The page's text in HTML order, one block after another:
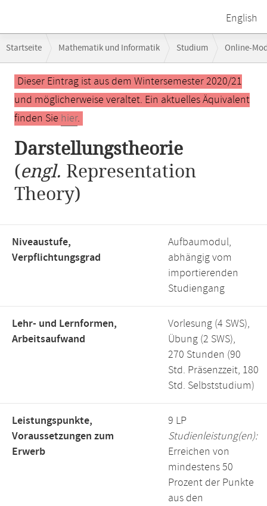
English
Navigation
Startseite Mathematik und Informatik Studium Online-
Hauptinhalt
Dieser Eintrag ist aus dem Wintersemester 2020/21
und möglicherweise veraltet. Ein aktuelles Äquivalent
finden Sie hier.
Darstellungstheorie
(engl. Representation
Theory)
Niveaustufe,
Verpflichtungsgrad
Aufbaumodul,
abhängig vom
importierenden
Studiengang
Lehr- und Lernformen,
Arbeitsaufwand
Vorlesung (4 SWS),
Übung (2 SWS),
270 Stunden (90
Std. Präsenzzeit, 180
Std. Selbststudium)
Leistungspunkte,
Voraussetzungen zum
Erwerb
9 LP
Studienleistung(en):
Erreichen von
mindestens 50
Prozent der Punkte
aus den